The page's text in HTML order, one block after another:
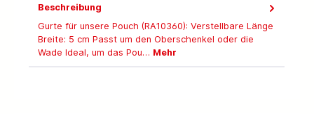
Beschreibung
Gurte für unsere Pouch (RA10360): Verstellbare Länge
Breite: 5 cm Passt um den Oberschenkel oder die
Wade Ideal, um das Pou… Mehr